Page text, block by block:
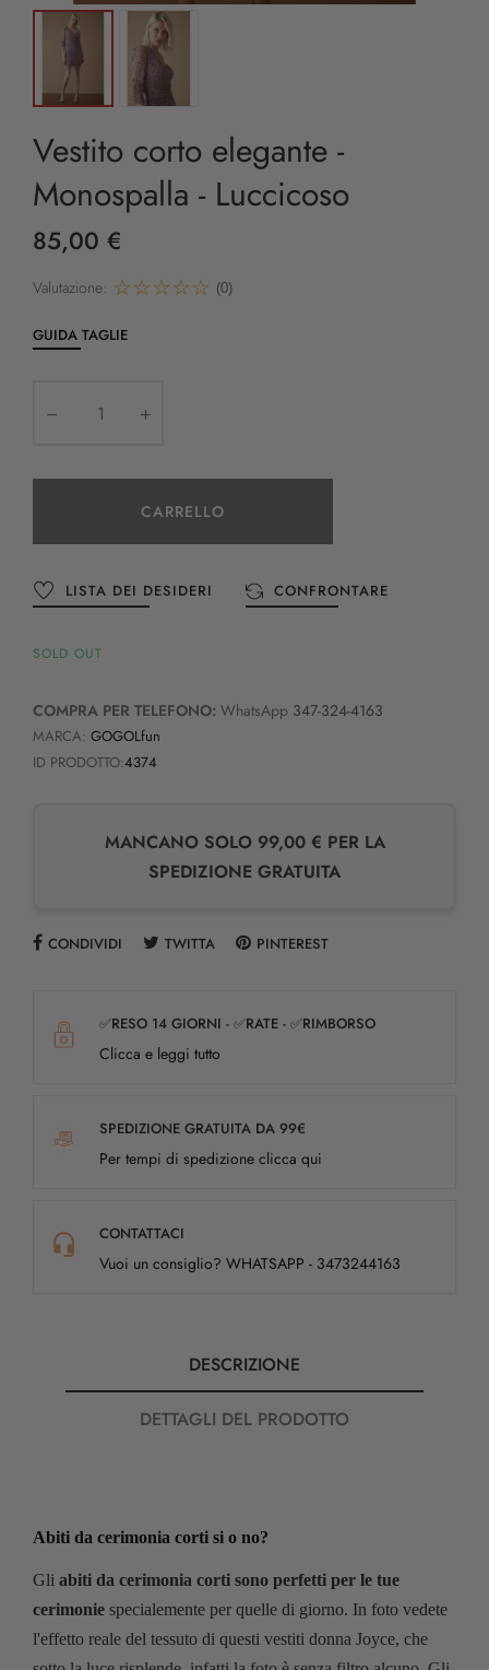
Vestito corto elegante -
Monospalla - Luccicoso
85,00 €
Valutazione: (0)
GUIDA TAGLIE
CARRELLO
LISTA DEI DESIDERI CONFRONTARE
SOLD OUT
COMPRA PER TELEFONO: WhatsApp 347-324-4163
MARCA: GOGOLfun
ID PRODOTTO:4374
MANCANO SOLO 99,00 € PER LA
SPEDIZIONE GRATUITA
CONDIVIDI TWITTA PINTEREST
✅RESO 14 GIORNI - ✅RATE - ✅RIMBORSO
Clicca e leggi tutto
SPEDIZIONE GRATUITA DA 99€
Per tempi di spedizione clicca qui
CONTATTACI
Vuoi un consiglio? WHATSAPP - 3473244163
DESCRIZIONE
DETTAGLI DEL PRODOTTO
Abiti da cerimonia corti si o no?
Gli abiti da cerimonia corti sono perfetti per le tue
cerimonie specialemente per quelle di giorno. In foto vedete
l'effetto reale del tessuto di questi vestiti donna Joyce, che